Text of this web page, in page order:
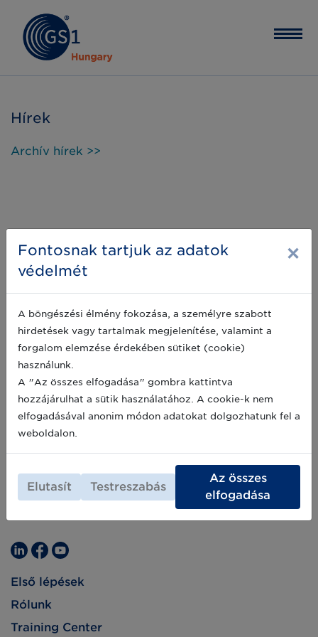
Hírek
Archív hírek >>
Első lépések
Rólunk
Training Center
Fontosnak tartjuk az adatok
védelmét
×
A böngészési élmény fokozása, a személyre szabott
hirdetések vagy tartalmak megjelenítése, valamint a
forgalom elemzése érdekében sütiket (cookie)
használunk.
A "Az összes elfogadása" gombra kattintva
hozzájárulhat a sütik használatához. A cookie-k nem
elfogadásával anonim módon adatokat dolgozhatunk fel a
weboldalon.
Elutasít Testreszabás
Az összes
elfogadása